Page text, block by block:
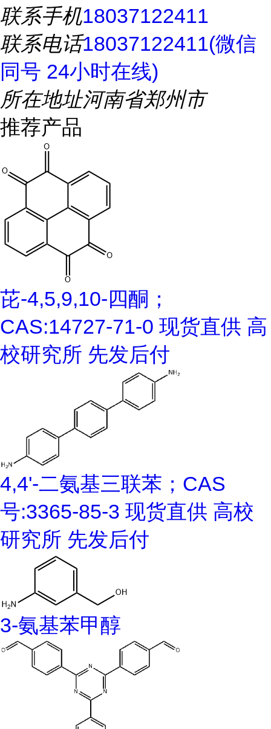
联系手机18037122411
联系电话18037122411(微信
同号 24小时在线)
所在地址河南省郑州市
推荐产品
芘-4,5,9,10-四酮；
CAS:14727-71-0 现货直供 高
校研究所 先发后付
4,4'-二氨基三联苯；CAS
号:3365-85-3 现货直供 高校
研究所 先发后付
3-氨基苯甲醇